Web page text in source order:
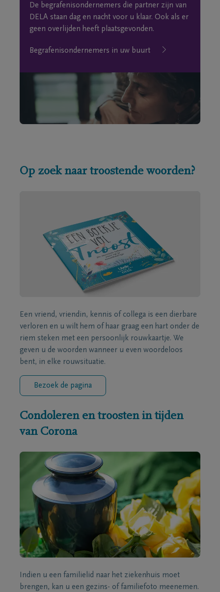
De begrafenisondernemers die partner zijn van
DELA staan dag en nacht voor u klaar. Ook als er
geen overlijden heeft plaatsgevonden.
Begrafenisondernemers in uw buurt
Op zoek naar troostende woorden?
Een vriend, vriendin, kennis of collega is een dierbare
verloren en u wilt hem of haar graag een hart onder de
riem steken met een persoonlijk rouwkaartje. We
geven u de woorden wanneer u even woordeloos
bent, in elke rouwsituatie.
Bezoek de pagina
Condoleren en troosten in tijden
van Corona
Indien u een familielid naar het ziekenhuis moet
brengen, kan u een gezins- of familiefoto meenemen.